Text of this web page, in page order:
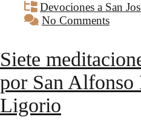
Devociones a San
No Comments
Siete
por San Alfonso
Ligorio